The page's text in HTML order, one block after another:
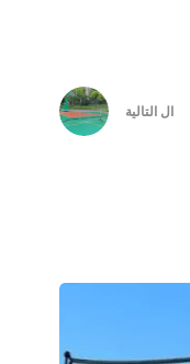
ال التالية